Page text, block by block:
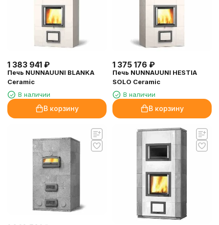
1 383 941 ₽
Печь NUNNAUUNI BLANKA
Ceramic
В наличии
В корзину
1 375 176 ₽
Печь NUNNAUUNI HESTIA
SOLO Ceramic
В наличии
В корзину